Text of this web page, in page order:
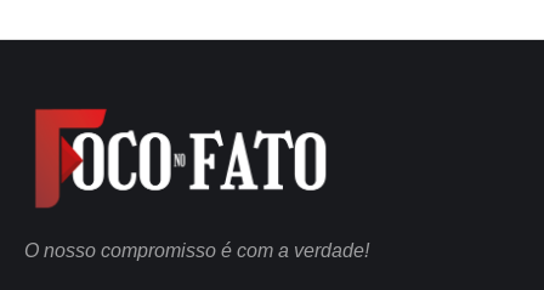
O nosso compromisso é com a verdade!